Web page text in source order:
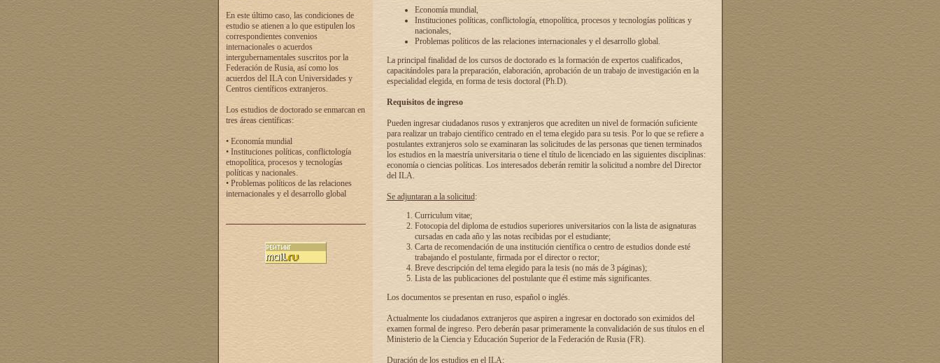
En este último caso, las condiciones de
estudio se atienen a lo que estipulen los
correspondientes convenios
internacionales o acuerdos
intergubernamentales suscritos por la
Federación de Rusia, así como los
acuerdos del ILA con Universidades y
Centros científicos extranjeros.
Los estudios de doctorado se enmarcan en
tres áreas científicas:
• Economía mundial
• Instituciones políticas, conflictología
etnopolítica, procesos y tecnologías
políticas y nacionales.
• Problemas políticos de las relaciones
internacionales y el desarrollo global
Economía mundial,
Instituciones políticas, conflictología, etnopolítica, procesos y tecnologías políticas y
nacionales,
Problemas políticos de las relaciones internacionales y el desarrollo global.
La principal finalidad de los cursos de doctorado es la formación de expertos cualificados,
capacitándoles para la preparación, elaboración, aprobación de un trabajo de investigación en la
especialidad elegida, en forma de tesis doctoral (Ph.D).
Requisitos de ingreso
Pueden ingresar ciudadanos rusos y extranjeros que acrediten un nivel de formación suficiente
para realizar un trabajo científico centrado en el tema elegido para su tesis. Por lo que se refiere a
postulantes extranjeros solo se examinaran las solicitudes de las personas que tienen terminados
los estudios en la maestría universitaria o tiene el título de licenciado en las siguientes disciplinas:
economía o ciencias políticas. Los interesados deberán remitir la solicitud a nombre del Director
del ILA.
Se adjuntaran a la solicitud:
Curriculum vitae;
Fotocopia del diploma de estudios superiores universitarios con la lista de asignaturas
cursadas en cada año y las notas recibidas por el estudiante;
Carta de recomendación de una institución científica o centro de estudios donde esté
trabajando el postulante, firmada por el director o rector;
Breve descripción del tema elegido para la tesis (no más de 3 páginas);
Lista de las publicaciones del postulante que él estime más significantes.
Los documentos se presentan en ruso, español o inglés.
Actualmente los ciudadanos extranjeros que aspiren a ingresar en doctorado son eximidos del
examen formal de ingreso. Pero deberán pasar primeramente la convalidación de sus títulos en el
Ministerio de la Ciencia y Educación Superior de la Federación de Rusia (FR).
Duración de los estudios en el ILA: